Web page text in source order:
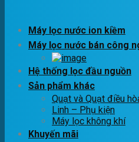
Máy lọc nước ion kiềm
Máy lọc nước bán công
Hệ thống lọc đầu nguồn
Sản phẩm khác
Quạt và Quạt điều
Linh – Phụ kiện
Máy lọc không khí
Khuyến mãi